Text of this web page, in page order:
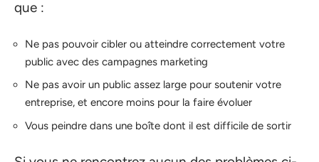
que :
Ne pas pouvoir cibler ou atteindre correctement votre
public avec des campagnes marketing
Ne pas avoir un public assez large pour soutenir votre
entreprise, et encore moins pour la faire évoluer
Vous peindre dans une boîte dont il est difficile de sortir